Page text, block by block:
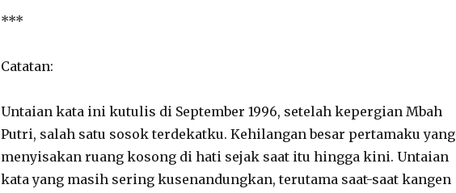
***
Catatan:
Untaian kata ini kutulis di September 1996, setelah kepergian Mbah
Putri, salah satu sosok terdekatku. Kehilangan besar pertamaku yang
menyisakan ruang kosong di hati sejak saat itu hingga kini. Untaian
kata yang masih sering kusenandungkan, terutama saat-saat kangen